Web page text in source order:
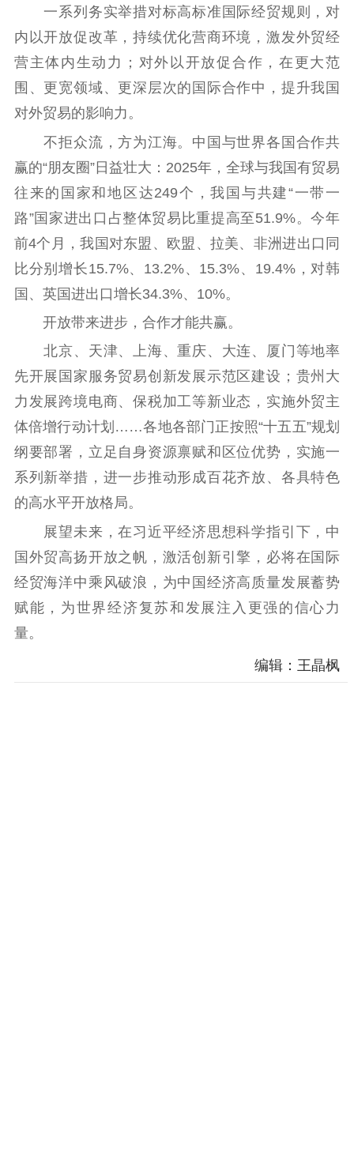
一系列务实举措对标高标准国际经贸规则，对
内以开放促改革，持续优化营商环境，激发外贸经
营主体内生动力；对外以开放促合作，在更大范
围、更宽领域、更深层次的国际合作中，提升我国
对外贸易的影响力。
不拒众流，方为江海。中国与世界各国合作共
赢的“朋友圈”日益壮大：2025年，全球与我国有贸易
往来的国家和地区达249个，我国与共建“一带一
路”国家进出口占整体贸易比重提高至51.9%。今年
前4个月，我国对东盟、欧盟、拉美、非洲进出口同
比分别增长15.7%、13.2%、15.3%、19.4%，对韩
国、英国进出口增长34.3%、10%。
开放带来进步，合作才能共赢。
北京、天津、上海、重庆、大连、厦门等地率
先开展国家服务贸易创新发展示范区建设；贵州大
力发展跨境电商、保税加工等新业态，实施外贸主
体倍增行动计划……各地各部门正按照“十五五”规划
纲要部署，立足自身资源禀赋和区位优势，实施一
系列新举措，进一步推动形成百花齐放、各具特色
的高水平开放格局。
展望未来，在习近平经济思想科学指引下，中
国外贸高扬开放之帆，激活创新引擎，必将在国际
经贸海洋中乘风破浪，为中国经济高质量发展蓄势
赋能，为世界经济复苏和发展注入更强的信心力
量。
编辑：王晶枫